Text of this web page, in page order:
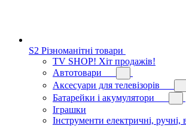
S2 Різноманітні товари
TV SHOP! Хіт продажів!
Автотовари
Аксесуари для телевізорів
Батарейки і акумулятори
Іграшки
Інструменти електричні, ручні,